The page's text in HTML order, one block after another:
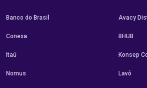
Banco do Brasil
Conexa
Itaú
Nomus
Avacy
BHUB
Konsep
Lavô